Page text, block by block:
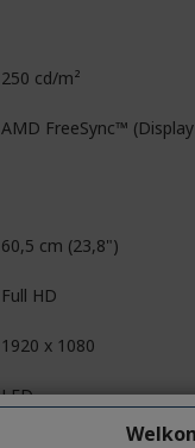
250 cd/m²
AMD FreeSync™
60,5 cm (23,8")
Full HD
1920 x 1080
LED